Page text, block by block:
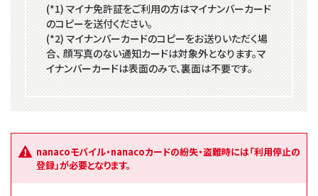
(*1) マイナ免許証をご利用の方はマイナンバーカード
のコピーを送付ください。
(*2) マイナンバーカードのコピーをお送りいただく場
合、 顔写真のない通知カードは対象外となります。マ
イナンバーカードは表面のみで、裏面は不要です。
nanacoモバイル・nanacoカードの紛失・盗難時には「利用停止の
登録」が必要となります。